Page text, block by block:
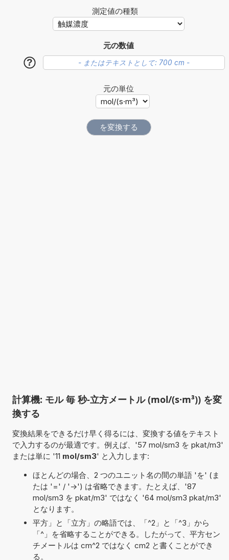
測定値の種類
元の数値
?
元の単位
計算機: モル 毎 秒-立方メートル (mol/(s·m³)) を変
換する
変換結果をできるだけ早く得るには、変換する値をテキスト
で入力するのが最適です。例えば、'57 mol/sm3 を pkat/m3'
または単に '11 mol/sm3' と入力します:
ほとんどの場合、2 つのユニット名の間の単語 'を' (ま
たは '=' / '->') は省略できます。たとえば、'87
mol/sm3 を pkat/m3' ではなく '64 mol/sm3 pkat/m3'
となります。
平方」と「立方」の略語では、「^2」と「^3」から
「^」を省略することができる。したがって、平方セン
チメートルは cm^2 ではなく cm2 と書くことができ
る。